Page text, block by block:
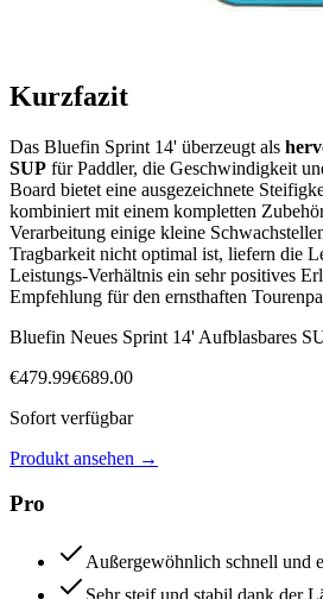
Kurzfazit
Das Bluefin Sprint 14' überzeugt als
SUP für Paddler, die Geschwindigkeit
Board bietet eine ausgezeichnete
kombiniert mit einem kompletten
Verarbeitung einige kleine
Tragbarkeit nicht optimal ist, liefern die
Leistungs-Verhältnis ein sehr positives
Empfehlung für den ernsthaften
Bluefin Neues Sprint 14' Aufblasbares
€479.99€689.00
Sofort verfügbar
Produkt ansehen →
Pro
Außergewöhnlich schnell und
Sehr steif und stabil dank der